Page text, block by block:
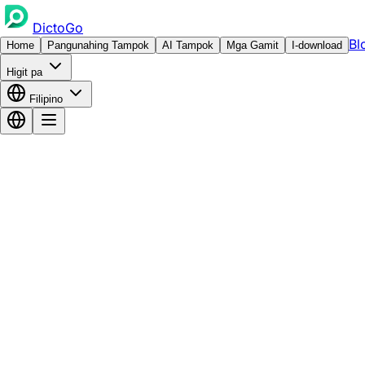
DictoGo
Home Pangunahing Tampok AI Tampok Mga Gamit I-download
Higit pa
Filipino